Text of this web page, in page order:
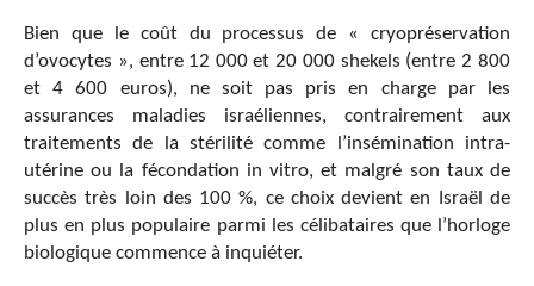
Bien que le coût du processus de « cryopréservation
d’ovocytes », entre 12 000 et 20 000 shekels (entre 2 800
et 4 600 euros), ne soit pas pris en charge par les
assurances maladies israéliennes, contrairement aux
traitements de la stérilité comme l’insémination intra-
utérine ou la fécondation in vitro, et malgré son taux de
succès très loin des 100 %, ce choix devient en Israël de
plus en plus populaire parmi les célibataires que l’horloge
biologique commence à inquiéter.